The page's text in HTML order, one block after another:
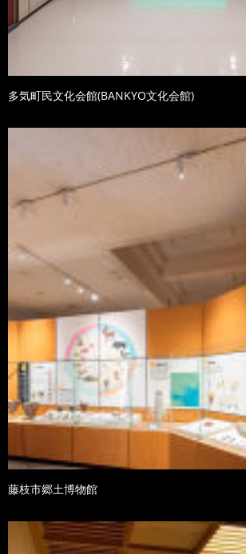
多気町民文化会館(BANKYO文化会館)
藤枝市郷土博物館